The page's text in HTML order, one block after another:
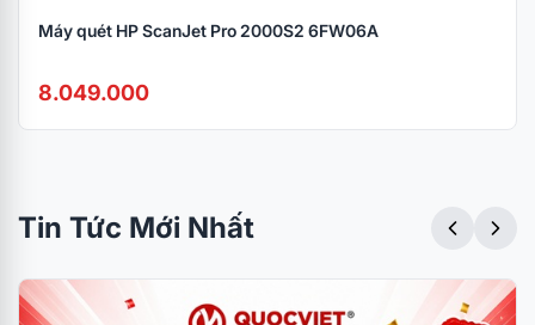
Máy quét HP ScanJet Pro 2000S2 6FW06A
8.049.000
Tin Tức Mới Nhất